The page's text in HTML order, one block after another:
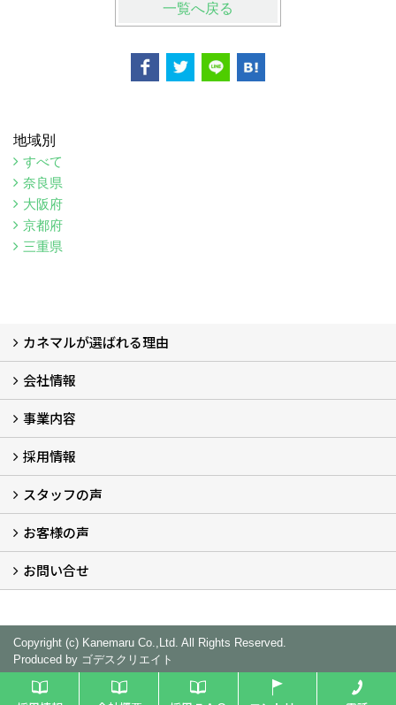
一覧へ戻る
地域別
すべて
奈良県
大阪府
京都府
三重県
カネマルが選ばれる理由
カネマルが選ばれる理由
会社情報
代表メッセージ (2)
会社概要
沿革
本社・営業所
プライバシーポリシー
カネマルが取り組むＳＤＧｓ (2)
採用担当
事業内容
事業部紹介
アルミ建材事業部
システム建材事業部
外装建材事業部
システム住器建材事業部
営業推進課
採用情報
採用情報
募集職種一覧
数字で見るカネマル
採用ＦＡＱ
イベント情報
エントリー
スタッフの声
スタッフ紹介
インタビュー (5)
座談会
お客様の声
お客様の声
お問い合せ
Copyright (c) Kanemaru Co.,Ltd. All Rights Reserved.
Produced by ゴデスクリエイト